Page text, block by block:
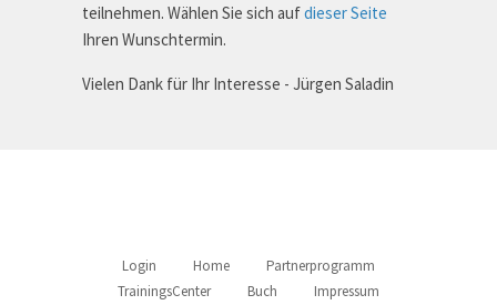
teilnehmen. Wählen Sie sich aufdieser Seite
Ihren Wunschtermin.
Vielen Dank für Ihr Interesse - Jürgen Saladin
Login Home
Partnerprogramm
TrainingsCenter
Buch Impressum